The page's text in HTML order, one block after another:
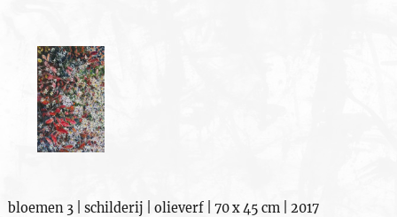
bloemen 3 | schilderij | olieverf | 70 x 45 cm | 2017